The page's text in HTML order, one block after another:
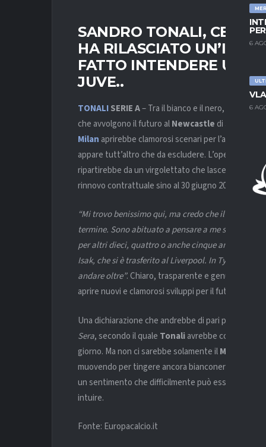
6
6
SANDRO TONALI,
HA RILASCIATO
FATTO INTENDERE UN
JUVE..
TONALISERIEA– Tra il bianco e il nero, una
che avvolgono il futuro alNewcastle di
Milan aprirebbe clamorosi scenari per l’avvenire:
appare tutt’altro che da escludere. L’operazione
ripartirebbe da un virgolettato che lascerebbe
rinnovo contrattuale sino al 30 giugno 2028, con
“Mi trovo benissimo qui, ma credo che il calcio
termine. Sono abituato a pensare a me stesso e
per altri dieci, quattro o anche cinque anni. Non
Isak, che si è trasferito al Liverpool. In Tynaside
andare oltre”. Chiaro, trasparente e genuino, il
aprire nuovi e clamorosi sviluppi per il futuro.
Una dichiarazione che andrebbe di pari passo con
Sera, secondo il quale Tonaliavrebbe confidato
giorno. Ma non ci sarebbe solamente ilMilan
muovendo per tingere ancora bianconero il futuro
un sentimento che difficilmente può essere
intuire.
Fonte: Europacalcio.it